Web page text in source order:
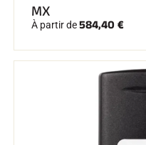
SKI
MX
À partir de584,40 €